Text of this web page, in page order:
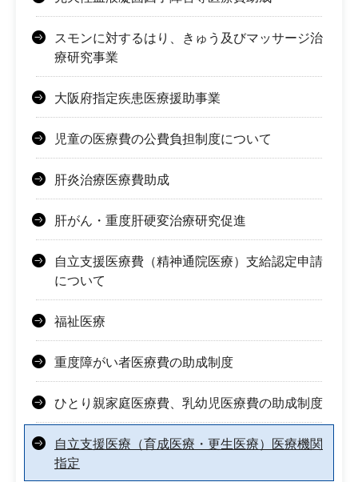
スモンに対するはり、きゅう及びマッサージ治
療研究事業
大阪府指定疾患医療援助事業
児童の医療費の公費負担制度について
肝炎治療医療費助成
肝がん・重度肝硬変治療研究促進
自立支援医療費（精神通院医療）支給認定申請
について
福祉医療
重度障がい者医療費の助成制度
ひとり親家庭医療費、乳幼児医療費の助成制度
自立支援医療（育成医療・更生医療）医療機関
指定